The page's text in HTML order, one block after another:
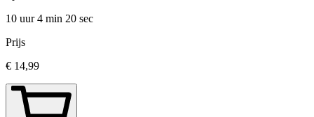
10 uur 4 min 20 sec
Prijs
€ 14,99